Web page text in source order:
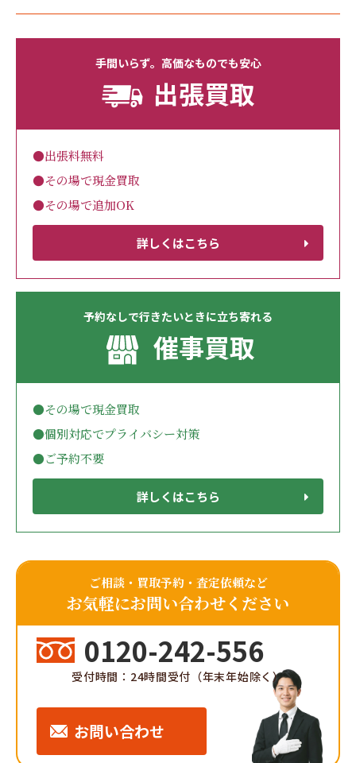
手間いらず。高価なものでも安心
出張買取
●出張料無料
●その場で現金買取
●その場で追加OK
詳しくはこちら
予約なしで行きたいときに立ち寄れる
催事買取
●その場で現金買取
●個別対応でプライバシー対策
●ご予約不要
詳しくはこちら
ご相談・買取予約・査定依頼など
お気軽にお問い合わせください
0120-242-556
受付時間：24時間受付（年末年始除く）
お問い合わせ